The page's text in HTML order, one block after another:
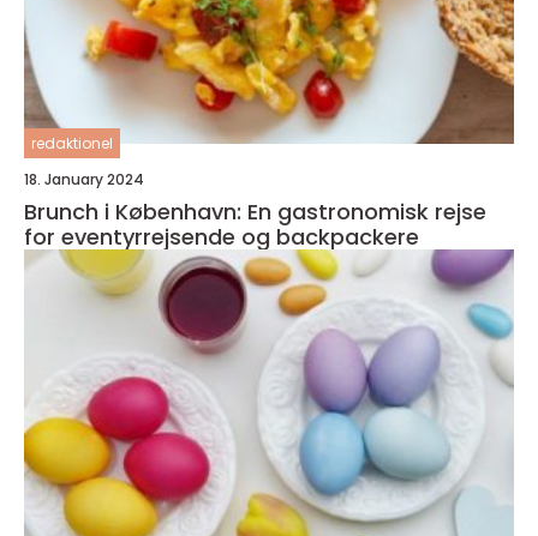
redaktionel
18. January 2024
Brunch i København: En gastronomisk rejse
for eventyrrejsende og backpackere